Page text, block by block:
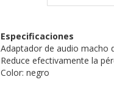
Especificaciones
Adaptador de audio macho
Reduce efectivamente la
Color: negro